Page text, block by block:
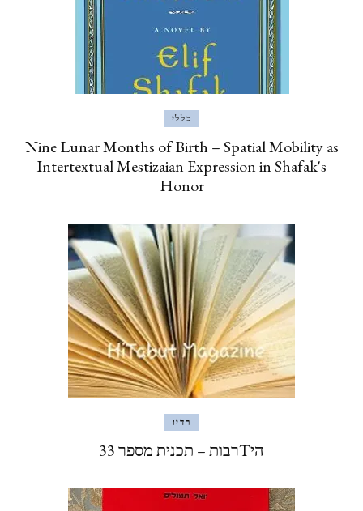
כללי
Nine Lunar Months of Birth – Spatial Mobility as
Intertextual Mestizaian Expression in Shafak's
Honor
רדיו
היTרבות – תכנית מספר 33